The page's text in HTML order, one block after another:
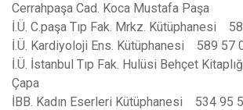
Cerrahpaşa Cad. Koca Mustafa Paşa
İ.Ü. C.paşa Tıp Fak. Mrkz. Kütüphanesi
İ.Ü. Kardiyoloji Ens. Kütüphanesi 589
İ.Ü. İstanbul Tıp Fak. Hulüsi Behçet
Çapa
İBB. Kadın Eserleri Kütüphanesi 534 95